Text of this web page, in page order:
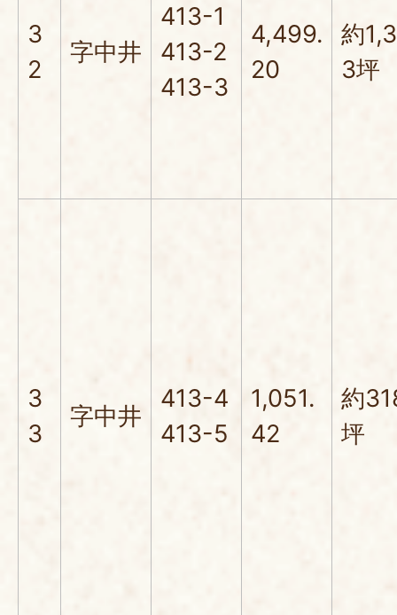
3
2
字中井
413-1
413-2
413-3
4,499.
20
約
3坪
3
3
字中井
413-4
413-5
1,051.
42
約
坪